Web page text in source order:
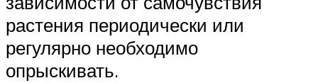
растения периодически или
регулярно необходимо
опрыскивать.